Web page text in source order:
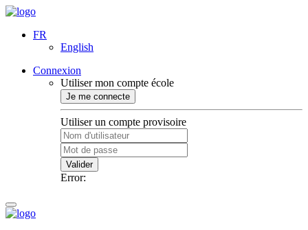
FR
English
Connexion
Utiliser mon compte école
Je me connecte
Utiliser un compte provisoire
Valider
Error: